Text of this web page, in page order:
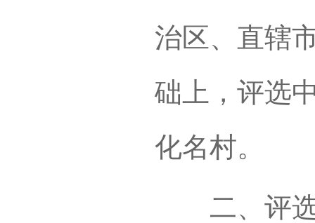
治区、直辖
础上，评选
化名村。
二、评选